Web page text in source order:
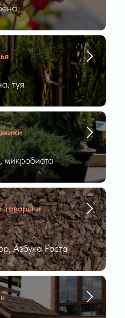
туя
микробиота
товары и
Азбука Роста